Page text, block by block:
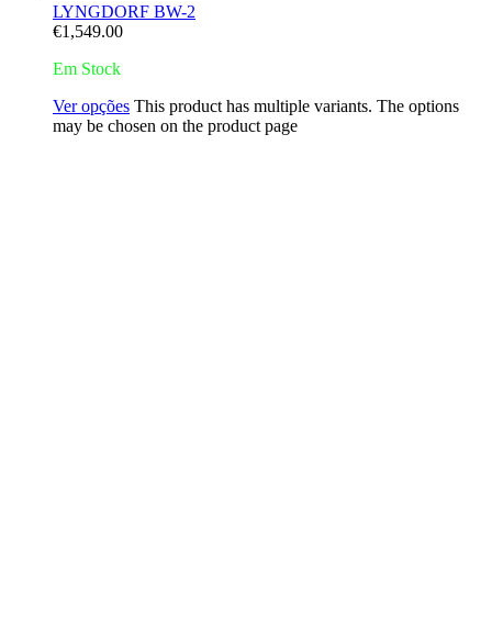
LYNGDORF BW-2
€1,549.00
Em Stock
Ver opções This product has multiple variants. The options
may be chosen on the product page